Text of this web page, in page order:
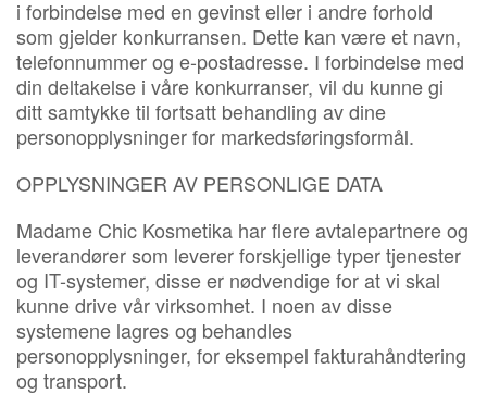
i forbindelse med en gevinst eller i andre forhold
som gjelder konkurransen. Dette kan være et navn,
telefonnummer og e-postadresse. I forbindelse med
din deltakelse i våre konkurranser, vil du kunne gi
ditt samtykke til fortsatt behandling av dine
personopplysninger for markedsføringsformål.
OPPLYSNINGER AV PERSONLIGE DATA
Madame Chic Kosmetika har flere avtalepartnere og
leverandører som leverer forskjellige typer tjenester
og IT-systemer, disse er nødvendige for at vi skal
kunne drive vår virksomhet. I noen av disse
systemene lagres og behandles
personopplysninger, for eksempel fakturahåndtering
og transport.